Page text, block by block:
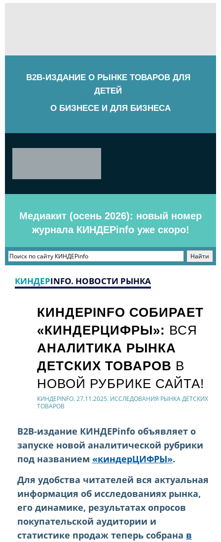
B2B-ИЗДАНИЕ О РЫНКЕ ТОВАРОВ ДЛЯ
ДЕТЕЙ
О БИЗНЕСЕ И ДЛЯ БИЗНЕСА
Медиакит (осень 2026): новый номер
журнала КИНДЕРinfo уже скоро!
КИНДЕРINFO. НОВОСТИ РЫНКА
КИНДЕРINFO СОБИРАЕТ
«КИНДЕРЦИФРЫ»: ВСЯ
АНАЛИТИКА РЫНКА
ДЕТСКИХ ТОВАРОВ В
НОВОЙ РУБРИКЕ САЙТА!
КИНДЕРINFO. 27.11.2025. ИССЛЕДОВАНИЯ РЫНКА ДЕТСКИХ
ТОВАРОВ
B2B-издание КИНДЕРinfo объявляет о
запуске новой аналитической рубрики
под названием «киндерЦИФРЫ».
Для удобства читателей вся актуальная
информация об исследованиях рынка,
его динамике, результатах опросов
покупательской аудитории и
статистике продаж теперь собрана в